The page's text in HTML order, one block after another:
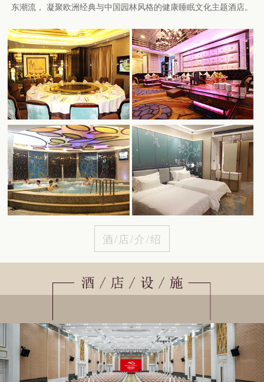
东潮流， 凝聚欧洲经典与中国园林风格的健康睡眠文化主题酒店。
酒/店/介/绍